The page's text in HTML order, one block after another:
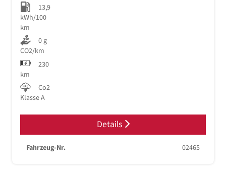
13,9
kWh/100
km
0 g
CO2/km
230
km
Co2
Klasse A
Details
Fahrzeug-Nr. 02465